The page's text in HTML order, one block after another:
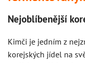
Nejoblíbenější
Kimči je jedním z
korejských jídel na